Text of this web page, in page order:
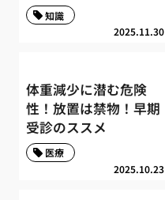
2025.11.30
知識
体重減少に潜む危険
性！放置は禁物！早期
受診のススメ
2025.10.23
医療